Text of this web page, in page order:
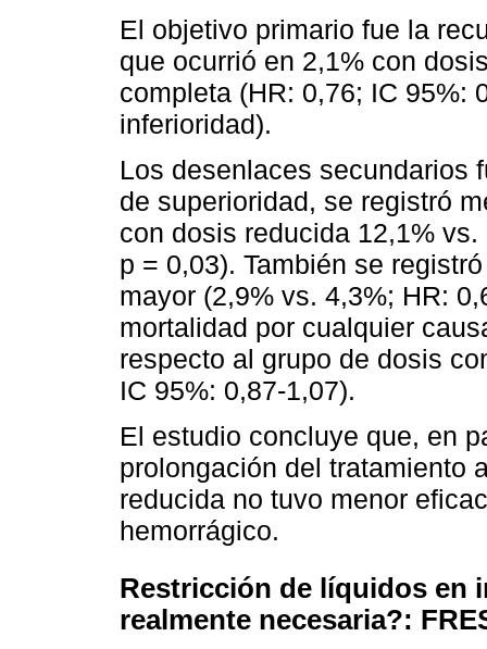
El objetivo primario fue la
que ocurrió en 2,1% con
completa (HR: 0,76; IC 95%:
inferioridad).
Los desenlaces secundarios
de superioridad, se registró
con dosis reducida 12,1%
p = 0,03). También se
mayor (2,9% vs. 4,3%; HR:
mortalidad por cualquier
respecto al grupo de dosis
IC 95%: 0,87-1,07).
El estudio concluye que, en
prolongación del tratamiento
reducida no tuvo menor
hemorrágico.
Restricción de líquidos en
realmente necesaria?: